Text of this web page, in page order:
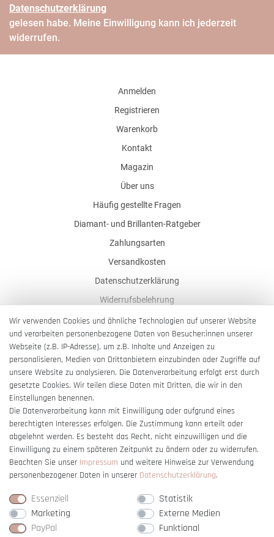
Daten­schutz­erklärung
gelesen habe. Meine Einwilligung kann ich jederzeit
widerrufen.
Anmelden
Registrieren
Warenkorb
Kontakt
Magazin
Über uns
Häufig gestellte Fragen
Diamant- und Brillanten-Ratgeber
Zahlungsarten
Versandkosten
Datenschutzerklärung
Widerrufsbelehrung
AGB
Impressum
Barrierefreiheitserklärung
Vertrag widerrufen
Wir verwenden Cookies und ähnliche Technologien auf unserer Website
und verarbeiten personenbezogene Daten von Besucher:innen unserer
Webseite (z.B. IP-Adresse), um z.B. Inhalte und Anzeigen zu
personalisieren, Medien von Drittanbietern einzubinden oder Zugriffe auf
unsere Website zu analysieren. Die Datenverarbeitung erfolgt erst durch
gesetzte Cookies. Wir teilen diese Daten mit Dritten, die wir in den
Einstellungen benennen.
Die Datenverarbeitung kann mit Einwilligung oder aufgrund eines
berechtigten Interesses erfolgen. Die Zustimmung kann erteilt oder
abgelehnt werden. Es besteht das Recht, nicht einzuwilligen und die
Einwilligung zu einem späteren Zeitpunkt zu ändern oder zu widerrufen.
Beachten Sie unser Impressum und weitere Hinweise zur Verwendung
personenbezogener Daten in unserer Daten­schutz­erklärung.
Essenziell
Statistik
Marketing
Externe Medien
PayPal
Funktional